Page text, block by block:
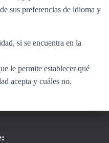
sus preferencias de idioma y
si se encuentra en la
le permite establecer qué
acepta y cuáles no.